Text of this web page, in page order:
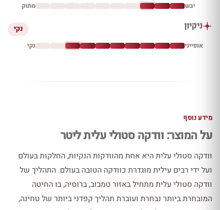
יבש מתוק
ניקיון נקי
אופייני נקי
מידע נוסף
על המוצר: וודקה סטולי עלית ליטר
וודקה סטולי עלית היא אחת מהוודקות הנקיות, החלקות בעולם
ועל ידי רבים עילית מוגדרת כוודקה הטובה בעולם. התהליך של
וודקה סטולי עלית מתחיל באזור טמבוב, ברוסיה, בו החיטה
המובחרת ביותר נבחרת ועוברת תהליך קפדני ביותר של טחינה,